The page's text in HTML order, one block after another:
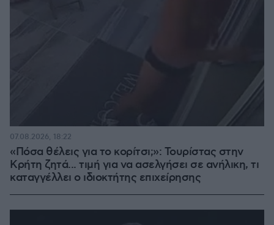
«Πόσα θέλεις για το κορίτσι;»: Τουρίστας στην
Κρήτη ζητά... τιμή για να ασελγήσει σε ανήλικη, τι
καταγγέλλει ο ιδιοκτήτης επιχείρησης
07.08.2026, 18:22